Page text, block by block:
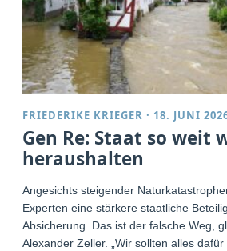
FRIEDERIKE KRIEGER · 18. JUNI
Gen Re: Staat so weit
heraushalten
Angesichts steigender
Experten eine stärkere staatliche
Absicherung. Das ist der falsche Weg,
Alexander Zeller. „Wir sollten alles